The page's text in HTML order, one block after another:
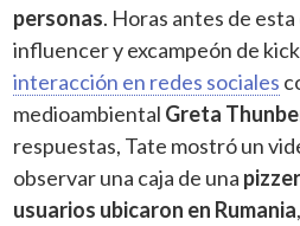
personas. Horas antes de
influencer y excampeón de
interacción en redes sociales
medioambiental Greta
respuestas, Tate mostró un
observar una caja de una
usuarios ubicaron en Rumania